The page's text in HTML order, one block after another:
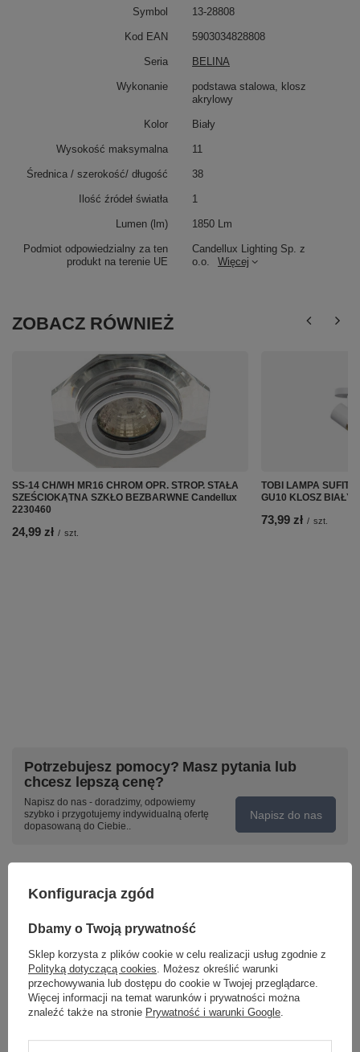
Podmiot odpowiedzialny za ten
produkt na terenie UE
Candellux Lighting Sp. z
o.o.
Więcej
Symbol 13-28808
Kod EAN 5903034828808
Seria BELINA
Wykonanie
podstawa stalowa, klosz
akrylowy
Kolor Biały
Wysokość maksymalna 11
Średnica / szerokość/ długość 38
Ilość źródeł światła 1
Lumen (lm) 1850 Lm
ZOBACZ RÓWNIEŻ
SS-14 CH/WH MR16 CHROM OPR. STROP. STAŁA
SZEŚCIOKĄTNA SZKŁO BEZBARWNE Candellux
2230460
24,99 zł / szt.
TOBI LAMPA
GU10 KLOSZ
73,99 zł / szt.
Potrzebujesz pomocy? Masz pytania lub
chcesz lepszą cenę?
Napisz do nas - doradzimy, odpowiemy
szybko i przygotujemy indywidualną ofertę
dopasowaną do Ciebie..
Napisz do nas
Model znajdziesz w kategoriach
Napisz swoją opinię
Twoja ocena:
5/5
Konfiguracja zgód
Dbamy o Twoją prywatność
Sklep korzysta z plików cookie w celu realizacji usług zgodnie z
Polityką dotyczącą cookies . Możesz określić warunki
przechowywania lub dostępu do cookie w Twojej przeglądarce.
Więcej informacji na temat warunków i prywatności można
znaleźć także na stronie Prywatność i warunki Google